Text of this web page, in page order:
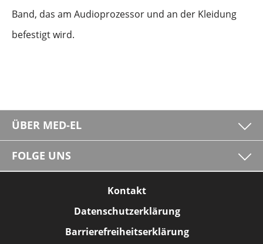
Band, das am Audioprozessor und an der Kleidung
befestigt wird.
ÜBER MED-EL
FOLGE UNS
Kontakt
Datenschutzerklärung
Barrierefreiheitserklärung